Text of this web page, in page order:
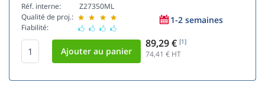
Réf. interne:
Qualité de proj.:
Fiabilité:
Z27350ML
1-2 semaines
89,29 € [1]
74,41 € HT